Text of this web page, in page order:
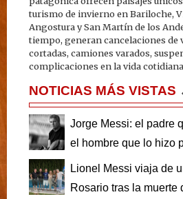
turismo de invierno en Bariloche,
Angostura y San Martín de los
tiempo, generan cancelaciones de
cortadas, camiones varados,
complicaciones en la vida cotidiana
NOTICIAS MÁS VISTAS
Jorge Messi: el padre
el hombre que lo hizo
Lionel Messi viaja de
Rosario tras la muerte